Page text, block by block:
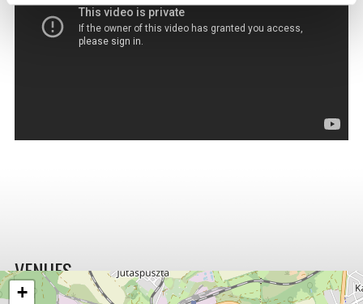
+
VENUES